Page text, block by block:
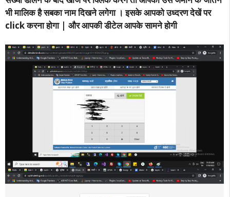
भी मालिक है सबका नाम दिखने लगेगा । इसके आपको उध्दरण देखें पर
click करना होगा | और आपकी डीटेल आपके सामने होगी